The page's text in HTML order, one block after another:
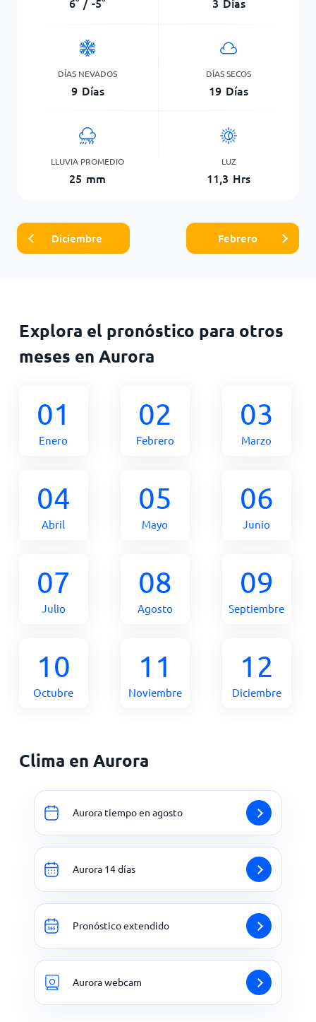
DÍAS NEVADOS
9 Días
DÍAS SECOS
19 Días
LLUVIA PROMEDIO
25 mm
LUZ
11,3 Hrs
Diciembre Febrero
Explora el pronóstico para otros
meses en Aurora
01
Enero
02
Febrero
03
Marzo
04
Abril
05
Mayo
06
Junio
07
Julio
08
Agosto
09
Septiembre
10
Octubre
11
Noviembre
12
Diciembre
Clima en Aurora
Aurora tiempo en agosto
Aurora 14 días
Pronóstico extendido
Aurora webcam